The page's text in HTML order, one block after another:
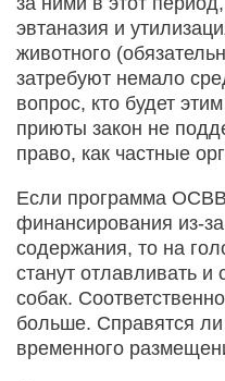
эвтаназия и
животного
затребуют немало
вопрос, кто будет
приюты закон не
право, как частные
Если программа ОСВВ
финансирования из-
содержания, то на
станут отлавливать
собак.
больше. Справятся ли
временного